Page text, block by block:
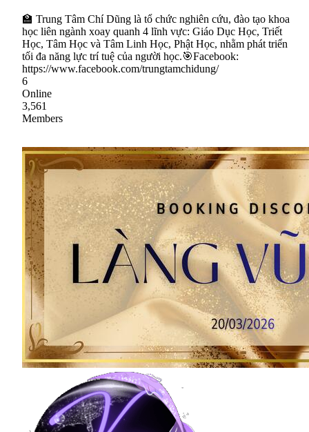
🏫 Trung Tâm Chí Dũng là tổ chức nghiên cứu, đào tạo khoa
học liên ngành xoay quanh 4 lĩnh vực: Giáo Dục Học, Triết
Học, Tâm Học và Tâm Linh Học, Phật Học, nhằm phát triển
tối đa năng lực trí tuệ của người học.🎯Facebook:
https://www.facebook.com/trungtamchidung/
6
Online
3,561
Members